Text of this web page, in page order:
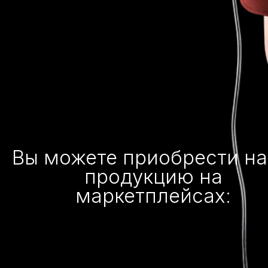
Вы можете приобрести
продукцию на
маркетплейсах: